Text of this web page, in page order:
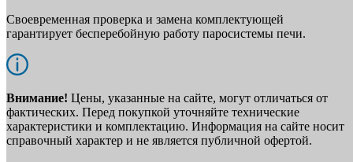
Своевременная проверка и замена комплектующей
гарантирует бесперебойную работу паросистемы печи.
Внимание! Цены, указанные на сайте, могут отличаться от
фактических. Перед покупкой уточняйте технические
характеристики и комплектацию. Информация на сайте носит
справочный характер и не является публичной офертой.